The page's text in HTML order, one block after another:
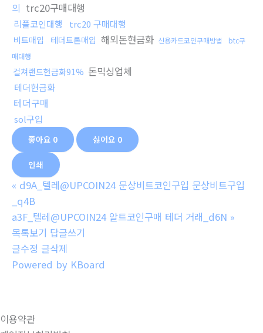
의 trc20구매대행
리플코인대행 trc20 구매대행
비트매입 테더트론매입 해외돈현금화 신용카드코인구매방법
btc구
매대행
컬쳐랜드현금화91% 돈믹싱업체
테더현금화
테더구매
sol구입
좋아요 0 싫어요 0
인쇄
« d9A_텔레@UPCOIN24 문상비트코인구입 문상비트구입
_q4B
a3F_텔레@UPCOIN24 알트코인구매 테더 거래_d6N »
목록보기 답글쓰기
글수정 글삭제
Powered by KBoard
이용약관